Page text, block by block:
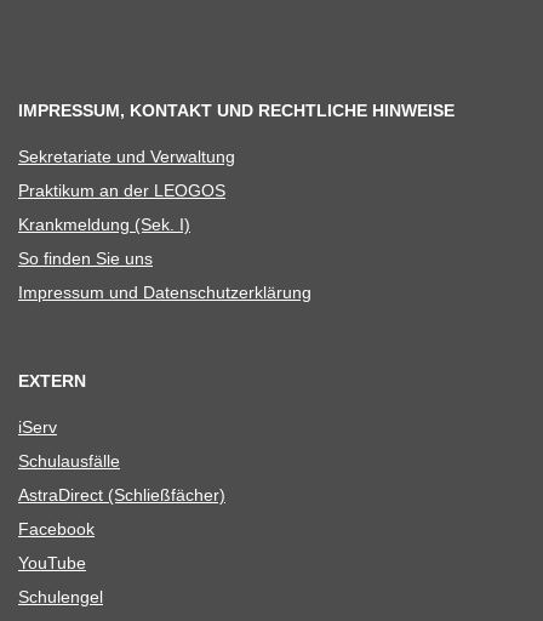
IMPRESSUM, KONTAKT UND RECHTLICHE HINWEISE
Sekre­ta­riate und Verwaltung
Prak­ti­kum an der LEOGOS
Krank­mel­dung (Sek. I)
So fin­den Sie uns
Impres­sum und Datenschutzerklärung
EXTERN
iServ
Schul­aus­fälle
Astra­Di­rect (Schließ­fä­cher)
Face­book
You­Tube
Schul­en­gel